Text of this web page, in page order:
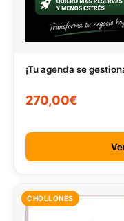
¡Tu agenda se
270,00€
CHOLLONES